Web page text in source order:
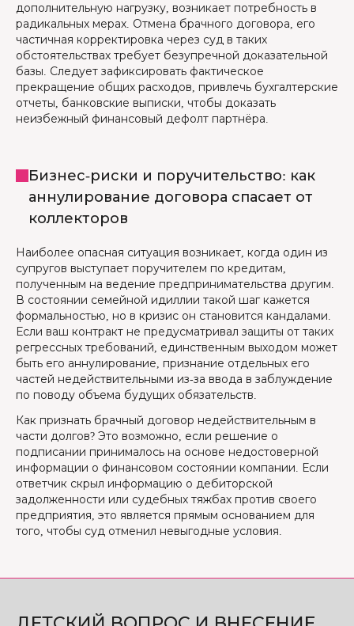
дополнительную нагрузку, возникает потребность в
радикальных мерах. Отмена брачного договора, его
частичная корректировка через суд в таких
обстоятельствах требует безупречной доказательной
базы. Следует зафиксировать фактическое
прекращение общих расходов, привлечь бухгалтерские
отчеты, банковские выписки, чтобы доказать
неизбежный финансовый дефолт партнёра.
Бизнес-риски и поручительство: как
аннулирование договора спасает от
коллекторов
Наиболее опасная ситуация возникает, когда один из
супругов выступает поручителем по кредитам,
полученным на ведение предпринимательства другим.
В состоянии семейной идиллии такой шаг кажется
формальностью, но в кризис он становится кандалами.
Если ваш контракт не предусматривал защиты от таких
регрессных требований, единственным выходом может
быть его аннулирование, признание отдельных его
частей недействительными из-за ввода в заблуждение
по поводу объема будущих обязательств.
Как признать брачный договор недействительным в
части долгов? Это возможно, если решение о
подписании принималось на основе недостоверной
информации о финансовом состоянии компании. Если
ответчик скрыл информацию о дебиторской
задолженности или судебных тяжбах против своего
предприятия, это является прямым основанием для
того, чтобы суд отменил невыгодные условия.